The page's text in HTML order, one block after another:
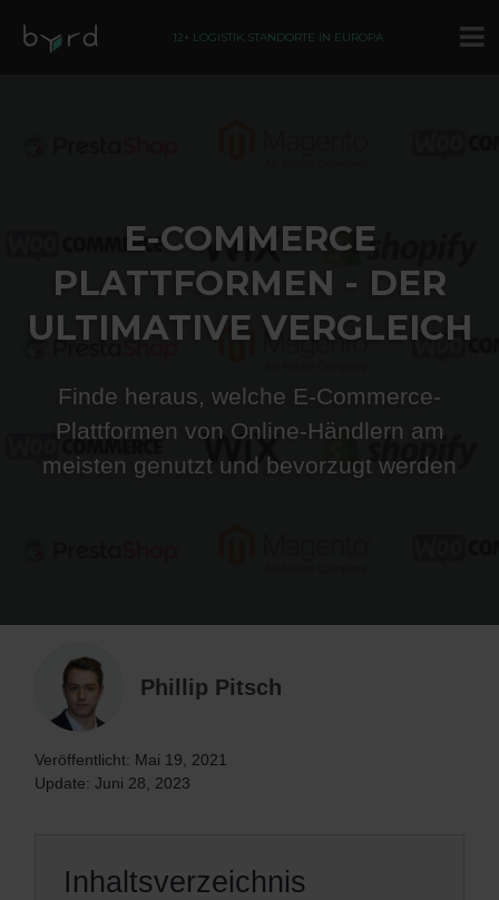
12+ LOGISTIK STANDORTE IN EUROPA
E-COMMERCE
PLATTFORMEN - DER
ULTIMATIVE VERGLEICH
Finde heraus, welche E-Commerce-
Plattformen von Online-Händlern am
meisten genutzt und bevorzugt werden
Phillip Pitsch
Veröffentlicht: Mai 19, 2021
Update: Juni 28, 2023
Inhaltsverzeichnis